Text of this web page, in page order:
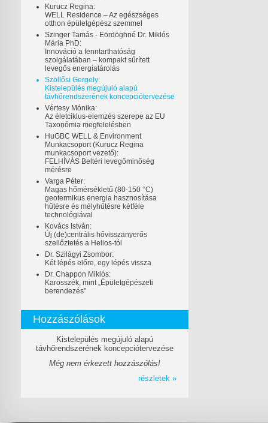
Kurucz Regina:
WELL Residence – Az egészséges
otthon épületgépész szemmel
Szinger Tamás - Eördöghné Dr. Miklós
Mária PhD:
Innováció a fenntarthatóság
szolgálatában – kompakt sűrített
levegős energiatárolás
Szöllősi Gergely:
Kistelepülés megújuló alapú
távhőrendszerének koncepciótervezése
Vértesy Mónika:
Az életciklus-elemzés szerepe az EU
Taxonómia megfelelésben
HuGBC WELL & Environment
Munkacsoport (Kurucz Regina
munkacsoport vezető):
FELHÍVÁS Beltéri levegőminőség
mérésre
Varga Péter:
Magas hőmérsékletű (80-150 °C)
geotermikus energia hasznosítása
hűtésre és mélyhűtésre kétféle
technológiával
Kovács István:
Új (de)centrális hővisszanyerős
szellőztetés a Helios-tól
Dr. Szilágyi Zsombor:
Két lépés előre, egy lépés vissza
Dr. Chappon Miklós:
Karosszék, mint „Épületgépészeti
berendezés”
Hozzászólások
Kistelepülés megújuló alapú
távhőrendszerének koncepciótervezése
Még nem érkezett hozzászólás!
részletek »